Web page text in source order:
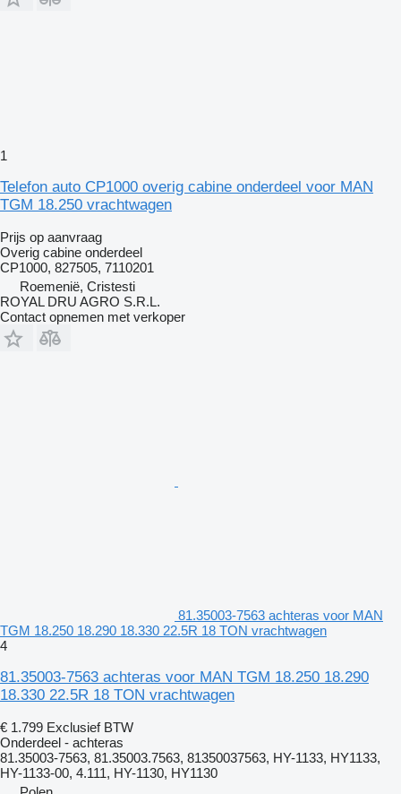
1
Telefon auto CP1000 overig cabine onderdeel voor MAN
TGM 18.250 vrachtwagen
Prijs op aanvraag
Overig cabine onderdeel
CP1000, 827505, 7110201
Roemenië, Cristesti
ROYAL DRU AGRO S.R.L.
Contact opnemen met verkoper
81.35003-7563 achteras voor MAN
TGM 18.250 18.290 18.330 22.5R 18 TON vrachtwagen
4
81.35003-7563 achteras voor MAN TGM 18.250 18.290
18.330 22.5R 18 TON vrachtwagen
€ 1.799 Exclusief BTW
Onderdeel - achteras
81.35003-7563, 81.35003.7563, 81350037563, HY-1133, HY1133,
HY-1133-00, 4.111, HY-1130, HY1130